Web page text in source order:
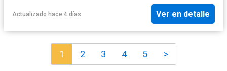
Actualizado hace 4 días Ver en detalle
1 2 3 4 5 >